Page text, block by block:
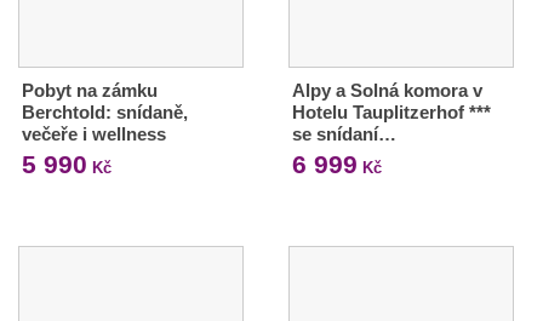
Pobyt na zámku
Berchtold: snídaně,
večeře i wellness
5 990 Kč
Alpy a Solná komora v
Hotelu Tauplitzerhof ***
se snídaní…
6 999 Kč